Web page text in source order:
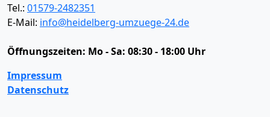
Tel.: 01579-2482351
E-Mail: info@heidelberg-umzuege-24.de
Öffnungszeiten: Mo - Sa: 08:30 - 18:00 Uhr
Impressum
Datenschutz